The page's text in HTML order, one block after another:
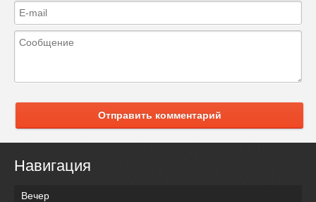
Отправить комментарий
Навигация
Вечер